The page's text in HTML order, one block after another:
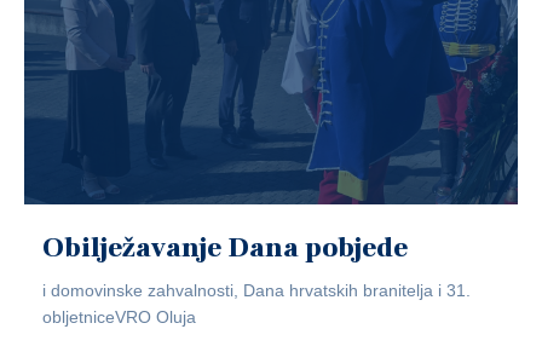
Obilježavanje Dana pobjede
i domovinske zahvalnosti, Dana hrvatskih branitelja i 31.
obljetniceVRO Oluja